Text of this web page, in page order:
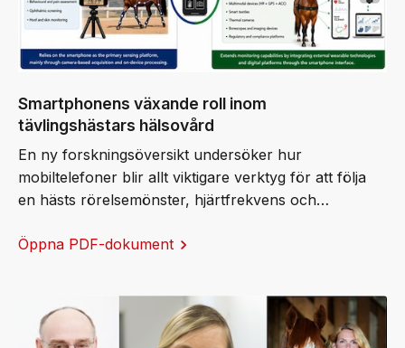
Smartphonens växande roll inom
tävlingshästars hälsovård
En ny forskningsöversikt undersöker hur
mobiltelefoner blir allt viktigare verktyg för att följa
en hästs rörelsemönster, hjärtfrekvens och
internationella tävlingskrav. Ett av de system som lyfts
vidare på decennier av svensk forskning inom
hästbiomekanik, som professor Ingvar Fredricson en
Öppna PDF-dokument